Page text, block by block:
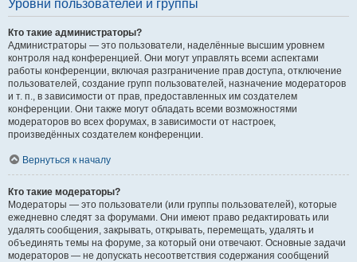
Уровни пользователей и группы
Кто такие администраторы?
Администраторы — это пользователи, наделённые высшим уровнем
контроля над конференцией. Они могут управлять всеми аспектами
работы конференции, включая разграничение прав доступа, отключение
пользователей, создание групп пользователей, назначение модераторов
и т. п., в зависимости от прав, предоставленных им создателем
конференции. Они также могут обладать всеми возможностями
модераторов во всех форумах, в зависимости от настроек,
произведённых создателем конференции.
Вернуться к началу
Кто такие модераторы?
Модераторы — это пользователи (или группы пользователей), которые
ежедневно следят за форумами. Они имеют право редактировать или
удалять сообщения, закрывать, открывать, перемещать, удалять и
объединять темы на форуме, за который они отвечают. Основные задачи
модераторов — не допускать несоответствия содержания сообщений